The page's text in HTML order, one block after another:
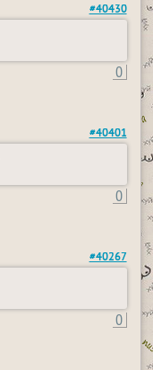
#40430
0
#40401
0
#40267
0